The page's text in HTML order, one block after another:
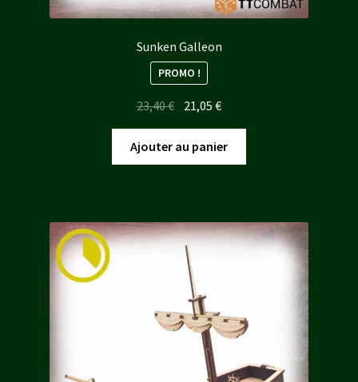
Sunken Galleon
PROMO !
23,40€ Le
prix
initial
était :
21,05€Le
prix
actuel
est :
Ajouter au panier